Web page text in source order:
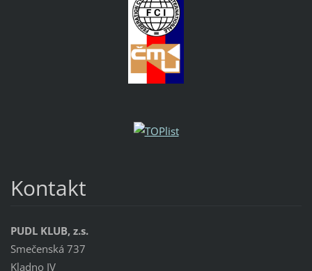
Kontakt
PUDL KLUB, z.s.
Smečenská 737
Kladno IV